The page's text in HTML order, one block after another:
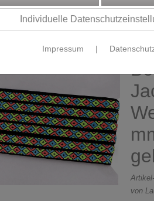
& Webbänder
von
Individuelle
Impressum |